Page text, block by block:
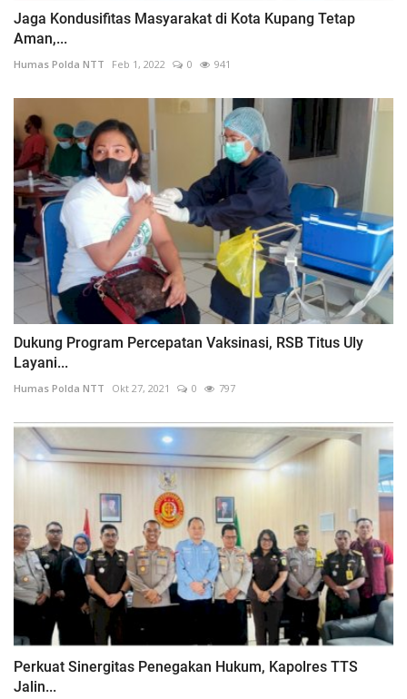
Jaga Kondusifitas Masyarakat di Kota Kupang Tetap
Aman,...
Humas Polda NTT Feb 1, 2022 0 941
Dukung Program Percepatan Vaksinasi, RSB Titus Uly
Layani...
Humas Polda NTT Okt 27, 2021 0 797
Perkuat Sinergitas Penegakan Hukum, Kapolres TTS
Jalin...